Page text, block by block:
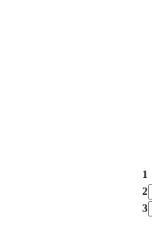
1
2
3